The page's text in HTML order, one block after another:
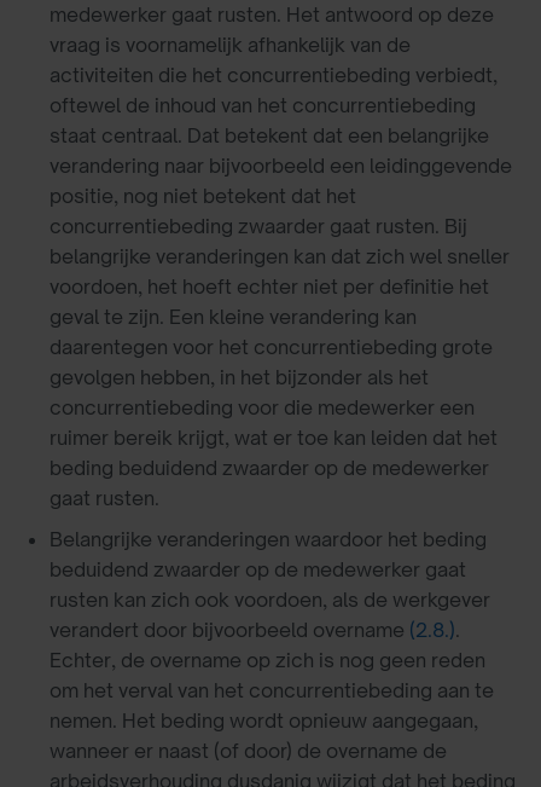
medewerker gaat rusten. Het antwoord op deze
vraag is voornamelijk afhankelijk van de
activiteiten die het concurrentiebeding verbiedt,
oftewel de inhoud van het concurrentiebeding
staat centraal. Dat betekent dat een belangrijke
verandering naar bijvoorbeeld een leidinggevende
positie, nog niet betekent dat het
concurrentiebeding zwaarder gaat rusten. Bij
belangrijke veranderingen kan dat zich wel sneller
voordoen, het hoeft echter niet per definitie het
geval te zijn. Een kleine verandering kan
daarentegen voor het concurrentiebeding grote
gevolgen hebben, in het bijzonder als het
concurrentiebeding voor die medewerker een
ruimer bereik krijgt, wat er toe kan leiden dat het
beding beduidend zwaarder op de medewerker
gaat rusten.
Belangrijke veranderingen waardoor het beding
beduidend zwaarder op de medewerker gaat
rusten kan zich ook voordoen, als de werkgever
verandert door bijvoorbeeld overname (2.8.).
Echter, de overname op zich is nog geen reden
om het verval van het concurrentiebeding aan te
nemen. Het beding wordt opnieuw aangegaan,
wanneer er naast (of door) de overname de
arbeidsverhouding dusdanig wijzigt dat het beding